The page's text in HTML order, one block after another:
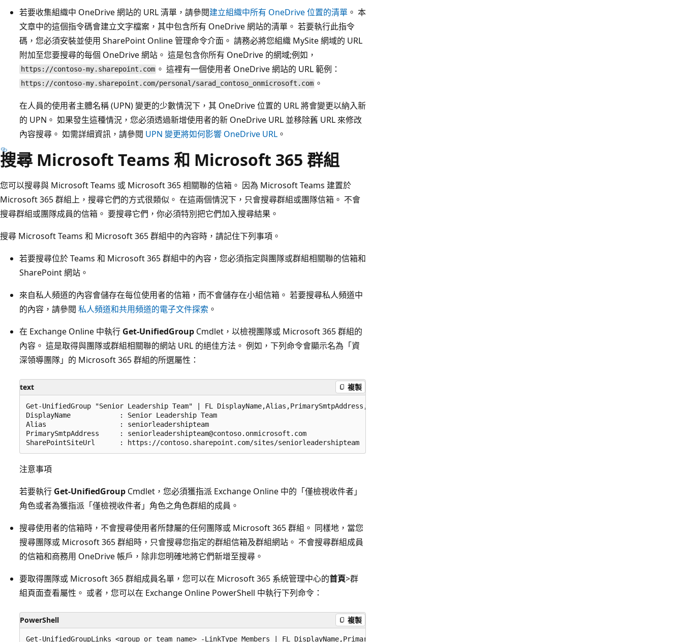
若要收集組織中 OneDrive 網站的 URL 清單，請參閱建立組織中所有 OneDrive 位置的清單 。 本
文章中的這個指令碼會建立文字檔案，其中包含所有 OneDrive 網站的清單。 若要執行此指令
碼，您必須安裝並使用 SharePoint Online 管理命令介面。 請務必將您組織 MySite 網域的 URL
附加至您要搜尋的每個 OneDrive 網站。 這是包含你所有 OneDrive 的網域;例如，
https://contoso-my.sharepoint.com 。 這裡有一個使用者 OneDrive 網站的 URL 範例：
https://contoso-my.sharepoint.com/personal/sarad_contoso_onmicrosoft.com 。
在人員的使用者主體名稱 (UPN) 變更的少數情況下，其 OneDrive 位置的 URL 將會變更以納入新
的 UPN。 如果發生這種情況，您必須透過新增使用者的新 OneDrive URL 並移除舊 URL 來修改
內容搜尋。 如需詳細資訊，請參閱 UPN 變更將如何影響 OneDrive URL 。
搜尋 Microsoft Teams 和 Microsoft 365 群組
您可以搜尋與 Microsoft Teams 或 Microsoft 365 相關聯的信箱。 因為 Microsoft Teams 建置於
Microsoft 365 群組上，搜尋它們的方式很類似。 在這兩個情況下，只會搜尋群組或團隊信箱。 不會
搜尋群組或團隊成員的信箱。 要搜尋它們，你必須特別把它們加入搜尋結果。
搜尋 Microsoft Teams 和 Microsoft 365 群組中的內容時，請記住下列事項。
若要搜尋位於 Teams 和 Microsoft 365 群組中的內容，您必須指定與團隊或群組相關聯的信箱和
SharePoint 網站。
來自私人頻道的內容會儲存在每位使用者的信箱，而不會儲存在小組信箱。 若要搜尋私人頻道中
的內容，請參閱 私人頻道和共用頻道的電子文件探索 。
在 Exchange Online 中執行 Get-UnifiedGroup Cmdlet，以檢視團隊或 Microsoft 365 群組的
內容。 這是取得與團隊或群組相關聯的網站 URL 的絕佳方法。 例如，下列命令會顯示名為「資
深領導團隊」的 Microsoft 365 群組的所選屬性：
text 複製
Get-UnifiedGroup "Senior Leadership Team" | FL DisplayName,Alias,PrimarySmtpAddress,SharePointSiteUrl
DisplayName            : Senior Leadership Team
Alias                  : seniorleadershipteam
PrimarySmtpAddress     : seniorleadershipteam@contoso.onmicrosoft.com
注意事項
若要執行 Get-UnifiedGroup Cmdlet，您必須獲指派 Exchange Online 中的「僅檢視收件者」
角色或者為獲指派「僅檢視收件者」角色之角色群組的成員。
搜尋使用者的信箱時，不會搜尋使用者所隸屬的任何團隊或 Microsoft 365 群組。 同樣地，當您
搜尋團隊或 Microsoft 365 群組時，只會搜尋您指定的群組信箱及群組網站。 不會搜尋群組成員
的信箱和商務用 OneDrive 帳戶，除非您明確地將它們新增至搜尋。
要取得團隊或 Microsoft 365 群組成員名單，您可以在 Microsoft 365 系統管理中心的首頁>群
組頁面查看屬性。 或者，您可以在 Exchange Online PowerShell 中執行下列命令：
PowerShell 複製